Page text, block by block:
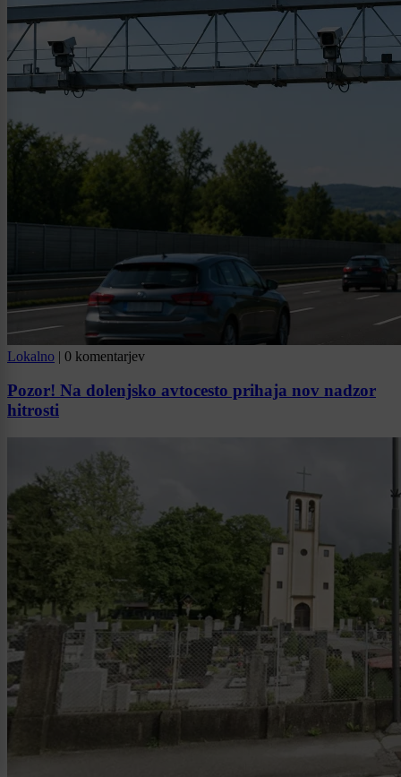
Lokalno | 0 komentarjev
Pozor! Na dolenjsko avtocesto prihaja nov nadzor
hitrosti